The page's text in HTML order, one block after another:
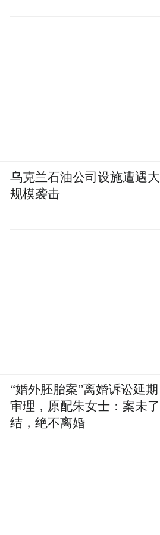
乌克兰石油公司设施遭遇大
规模袭击
“婚外胚胎案”离婚诉讼延期
审理，原配朱女士：案未了
结，绝不离婚